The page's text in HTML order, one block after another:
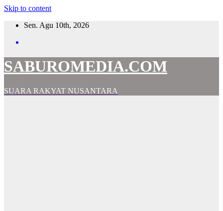
Skip to content
Sen. Agu 10th, 2026
SABUROMEDIA.COM
SUARA RAKYAT NUSANTARA